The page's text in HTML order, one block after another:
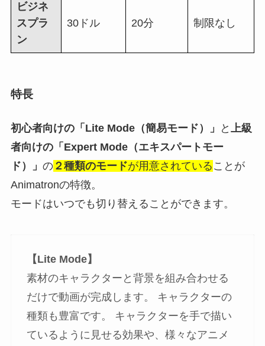
ビジネ
スプラ
ン
30ドル 20分 制限なし
特長
初心者向けの「Lite Mode（簡易モード）」 と
上級
者向けの「Expert Mode（エキスパートモー
ド）」 の２種類のモードが用意されている ことが
Animatronの特徴。
モードはいつでも切り替えることができます。
【Lite Mode】
素材のキャラクターと背景を組み合わせる
だけで動画が完成します。 キャラクターの
種類も豊富です。 キャラクターを手で描い
ているように見せる効果や、様々なアニメ